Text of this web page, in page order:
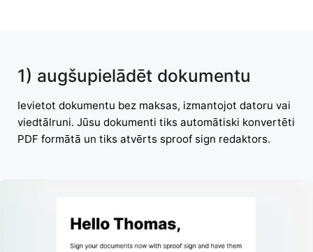
1) augšupielādēt dokumentu
Ievietot dokumentu bez maksas, izmantojot datoru vai
viedtālruni. Jūsu dokumenti tiks automātiski konvertēti
PDF formātā un tiks atvērts sproof sign redaktors.